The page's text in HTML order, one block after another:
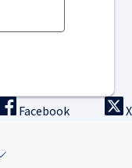
Facebook X